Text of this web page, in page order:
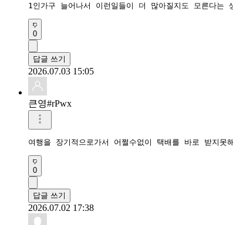
1인가구 늘어나서 이런일들이 더 많아질지도 모른다는
0
답글 쓰기
2026.07.03 15:05
큰영#rPwx
여행을 장기적으로가서 어쩔수없이 택배를 바로 받지
0
답글 쓰기
2026.07.02 17:38